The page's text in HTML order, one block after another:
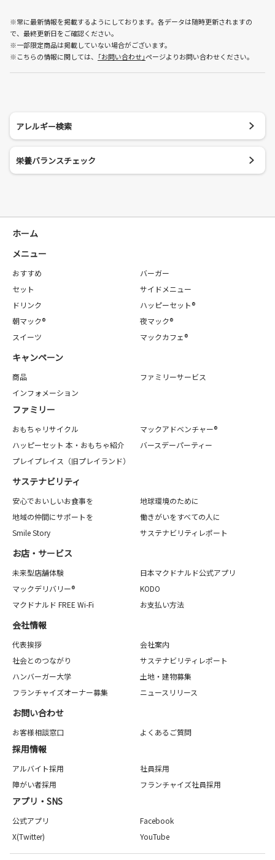
※常に最新情報を掲載するようにしております。各データは随時更新されますの
で、最終更新日をご確認ください。
※一部限定商品は掲載していない場合がございます。
※こちらの情報に関しては、
｢お問い合わせ｣ページよりお問い合わせください。
アレルギー検索
栄養バランスチェック
ホーム
メニュー
おすすめ
バーガー
セット
サイドメニュー
ドリンク
ハッピーセット®
朝マック®
夜マック®
スイーツ
マックカフェ®
キャンペーン
商品
ファミリーサービス
インフォメーション
ファミリー
おもちゃリサイクル
マックアドベンチャー®
ハッピーセット 本・おもちゃ紹介
バースデーパーティー
プレイプレイス（旧プレイランド）
サステナビリティ
安心でおいしいお食事を
地球環境のために
地域の仲間にサポートを
働きがいをすべての人に
Smile Story
サステナビリティレポート
お店・サービス
未来型店舗体験
日本マクドナルド公式アプリ
マックデリバリー®
KODO
マクドナルド FREE Wi-Fi
お支払い方法
会社情報
代表挨拶
会社案内
社会とのつながり
サステナビリティレポート
ハンバーガー大学
土地・建物募集
フランチャイズオーナー募集
ニュースリリース
お問い合わせ
お客様相談窓口 よくあるご質問
採用情報
アルバイト採用
社員採用
障がい者採用
フランチャイズ社員採用
アプリ・SNS
公式アプリ
Facebook
X(Twitter)
YouTube